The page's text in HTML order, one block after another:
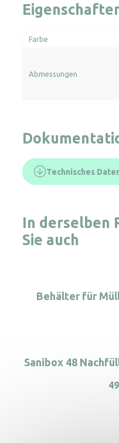
Farbe
Abmessungen
Technisches
In derselben
Sie auch
Behälter für
Sanibox 48